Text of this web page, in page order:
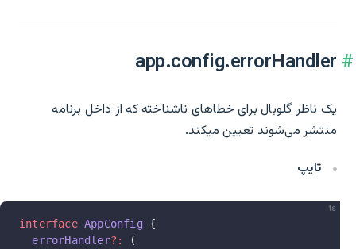
app.config.errorHandler
یک ناظر گلوبال برای خطاهای ناشناخته که از داخل برنامه
منتشر می‌شوند تعیین میکند.
تایپ
ts
interface AppConfig {
  errorHandler
?: (